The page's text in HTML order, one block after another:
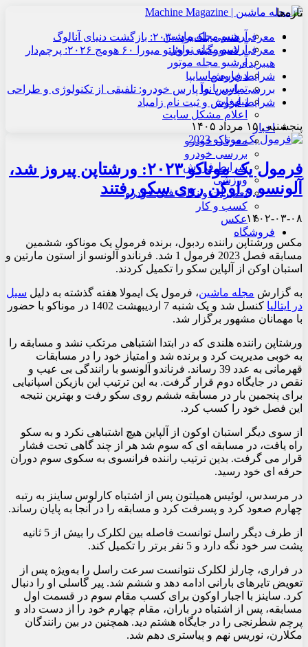
آرشیو مجله ماشین
آرشیو مجله نوآور
آرشیو مجله موتور
درباره ما
تماس با ما
تبلیغات
اعلام مشکل سایت
اخبار
معرفی خودرو
بررسی خودرو
شرایط فروش
ورزشی
تعمیرات و نکات فنی خودرو
کسب و کار
عکس
فروشگاه
تازه‌ها
معرفی هنسی بلک‌برد ۲۰۳۰: بازگشت دنیای آنالوگ
معرفی لامبورگینی روئلتو میورا ۶۰ هومج ۲۰۲۶: پرچم‌دار
هیبریدی
شرایط فروش سایپا
بررسی پارس نوآ پارس خودرو: تلفیقی از تکنولوژی و طراحی
شرایط فروش و ثبت نام زامیاد
پنجشنبه , ۱۵ مرداد ۱۴۰۵
فرمول یک موناکو ۲۰۲۳: ورشتاپن پیروز شد،
آلونسو و اوکن روی سکو رفتند
۱۴۰۲-۰۳-۰۸
مکس ورشتاپن راننده ردبول، برنده فرمول یک موناکو، ششمین
مسابقه فصل 2023 فرمول 1 شد. فرناندو آلونسو از استون مارتین و
استبان اوکن از آلپاین سکو را تکمیل کردند.
به گزارش مجله ماشین، فرمول یک ایمولا هفته گذشته به دلیل سیل
در ایتالیا
کنسل شد و یک شنبه 7 اردیبهشت 1402 در موناکو با حضور
با مهمانان مشهور برگزار شد.
ورشتاپن راننده هلندی که در ابتدا اشتباهی مرتکب نشد و مسابقه را
به خوبی مدیریت کرد و برنده شد و امتیاز خود را در مسابقات
قهرمانی به عدد 39 رساند. فرناندو آلونسو با رانندگی بی عیب و
نقص در جایگاه دوم قرار گرفت. به این ترتیب این بازیکن اسپانیایی
برای پنجمین بار در مسابقه ششم روی سکو رفت و بهترین نتیجه
این فصل خود را کسب کرد.
از سوی دیگر استبان اوکون از آلپاین هیچ اشتباهی نکرد و به سکو
راه یافت، در مسابقه ای که سوم شد هر از چند گاهی تحت فشار
قرار می گرفت. بدین ترتیب راننده فرانسوی به سکوی سوم دوران
حرفه ای خود رسید.
در مرسدس، لوئیس همیلتون پس از اشتباه کارلوس ساینز به رتبه
چهارم صعود کرد و پسرفت کرد و مسابقه را در آنجا به پایان رساند.
از طرف دیگر راسل توانست فاصله بین لکلرک را بیش از 5 ثانیه
پشت سر خود نگه دارد و 5 نفر برتر را تکمیل کند.
در فراری، چارلز لکلرک نتوانست سرعت راسل را به‌ویژه پس از
تعویض تایرهای بارانی ادامه دهد و ششم شد. پیر گاسلی او را دنبال
کرد. ساینز با اجبار اوکون برای کسب مقام سوم در قسمت اول
مسابقه، پس از اشتباه در باران، مقام چهارم خود را از دست داد و
پرچم شطرنجی را در جایگاه هشتم دید. همچنین در بین رانندگان
مکلارن، نوریس نهم و پیاستری دهم شد.